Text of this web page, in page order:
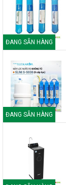
ĐANG SẴN HÀNG
ĐANG SẴN HÀNG